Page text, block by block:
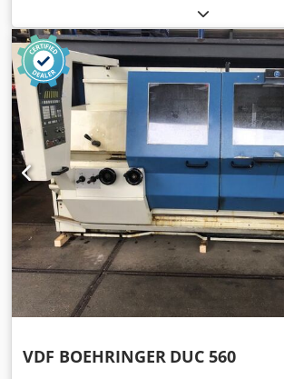
VDF BOEHRINGER DUC 560